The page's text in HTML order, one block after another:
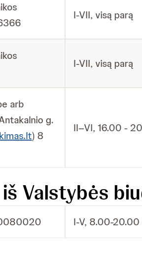
I-VII, visą parą
I-VII, visą parą
arb
g.
) 8
II–VI, 16.00 -
Valstybės
I-V, 8.00-20.00